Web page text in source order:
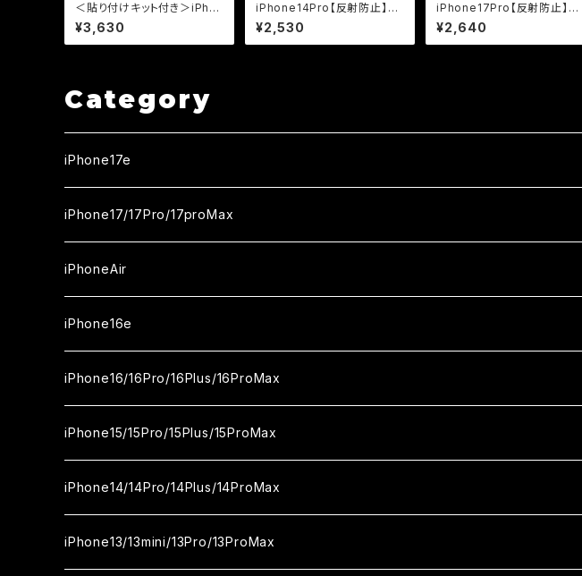
＜貼り付けキット付き＞iPho
ne16ProMax【のぞき見防止
＆反射防止】（マット）3カ月保
証付き『ガラスフィルム鎧』全
¥3,630
iPhone14Pro【反射防止】
（マット）割れないセラミックフ
ィルム『鎧』全面フルカバー
¥2,530
iPhone17Pro【反射防止】
（マット）3カ月保証付き『ガラ
スフィルム鎧』全面フルカバー
（黒フチタイプ） ＜貼り付けキ
¥2,640
Category
iPhone17e
ガラスフィルム
セラミックフィルム
カメラ用フィルム
iPhone17/17Pro/17proMax
iPhone17
ガラスフィルム
セラミックフィルム
iPhone17Pro
ガラスフィルム
セラミックフィルム
iPhone17proMax
ガラスフィルム
セラミックフィルム
iPhoneAir
ガラスフィルム
セラミックフィルム
カメラ用フィルム
iPhone16e
ガラスフィルム
セラミックフィルム
カメラ用フィルム
iPhone16/16Pro/16Plus/16ProMax
iPhone16
ガラスフィルム
セラミックフィルム
iPhone16Pro
ガラスフィルム
iPhone16Plus
iPhone15/15Pro/15Plus/15ProMax
iPhone15
ガラスフィルム
iPhone15Pro
iPhone14/14Pro/14Plus/14ProMax
iPhone14
iPhone13/13mini/13Pro/13ProMax